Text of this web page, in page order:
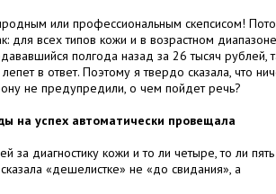
или профессиональным скепсисом!
для всех типов кожи и в возрастном
полгода назад за 26 тысяч рублей,
в ответ. Поэтому я твердо сказала, что
не предупредили, о чем пойдет речь?
на успех автоматически провещала
за диагностику кожи и то ли четыре, то ли пять
«дешелистке» не «до свидания», а